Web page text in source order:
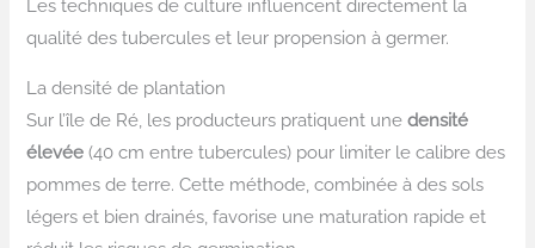
Les techniques de culture influencent directement la
qualité des tubercules et leur propension à germer.
La densité de plantation
Sur l’île de Ré, les producteurs pratiquent unedensité
élevée (40 cm entre tubercules) pour limiter le calibre des
pommes de terre. Cette méthode, combinée à des sols
légers et bien drainés, favorise une maturation rapide et